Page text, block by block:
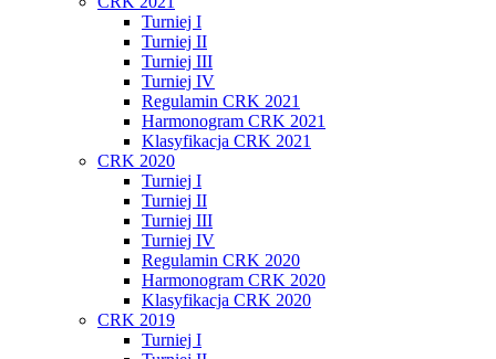
Turniej I
Turniej II
Turniej III
Turniej IV
Regulamin CRK 2021
Harmonogram CRK 2021
Klasyfikacja CRK 2021
CRK 2020
Turniej I
Turniej II
Turniej III
Turniej IV
Regulamin CRK 2020
Harmonogram CRK 2020
Klasyfikacja CRK 2020
CRK 2019
Turniej I